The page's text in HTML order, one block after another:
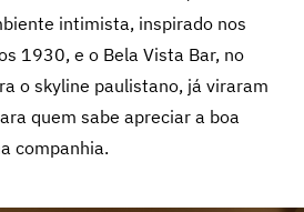
intimista, inspirado nos
1930, e o Bela Vista Bar, no
o skyline paulistano, já viraram
quem sabe apreciar a boa
companhia.